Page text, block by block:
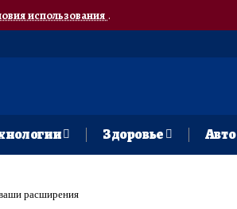
использования.
Здоровье Авто
расширения